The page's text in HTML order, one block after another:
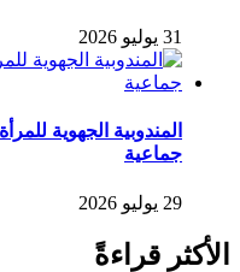
31 يوليو 2026
المندوبية الجهوية
جماعية
29 يوليو 2026
الأكثر قراءةً